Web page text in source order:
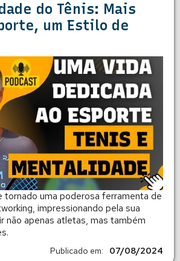
do Tênis: Mais
um Estilo de
tornado uma poderosa ferramenta de
impressionando pela sua
não apenas atletas, mas também
Publicado em: 07/08/2024